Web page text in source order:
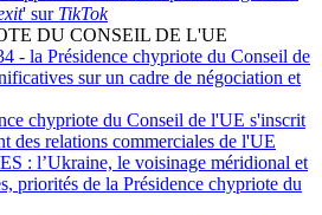
' sur TikTok
DU CONSEIL DE L'UE
- la Présidence chypriote du Conseil de
sur un cadre de négociation et
chypriote du Conseil de l'UE s'inscrit
des relations commerciales de l'UE
: l’Ukraine, le voisinage méridional et
priorités de la Présidence chypriote du